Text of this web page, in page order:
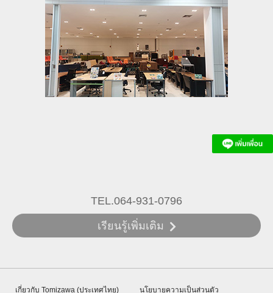
TEL.064-931-0796
เรียนรู้เพิ่มเติม
เกี่ยวกับ Tomizawa (ประเทศไทย) นโยบายความเป็นส่วนตัว